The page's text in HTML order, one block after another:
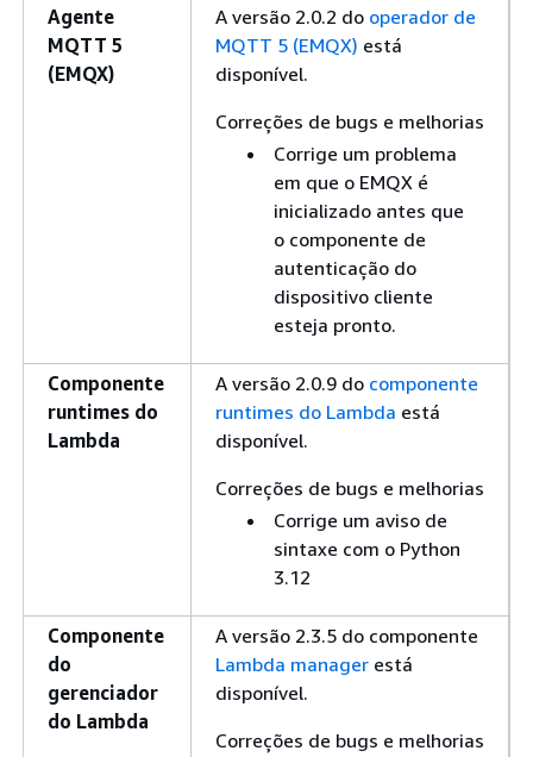
Agente
MQTT 5
(EMQX)
A versão 2.0.2 do operador de
MQTT 5 (EMQX) está
disponível.
Correções de bugs e melhorias
Corrige um problema
em que o EMQX é
inicializado antes que
o componente de
autenticação do
dispositivo cliente
esteja pronto.
Componente
runtimes do
Lambda
A versão 2.0.9 do componente
runtimes do Lambda está
disponível.
Correções de bugs e melhorias
Corrige um aviso de
sintaxe com o Python
3.12
Componente
do
gerenciador
do Lambda
A versão 2.3.5 do componente
Lambda manager está
disponível.
Correções de bugs e melhorias